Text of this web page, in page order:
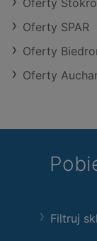
Oferty
Oferty SPAR
Oferty
Oferty
Filtruj